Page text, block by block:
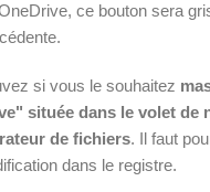
ce bouton sera
si vous le souhaitez
située dans le volet de
de fichiers. Il faut
dans le registre.